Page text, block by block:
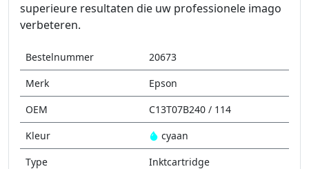
superieure resultaten die uw professionele imago
verbeteren.
Bestelnummer
20673
Merk
Epson
OEM
C13T07B240 / 114
Kleur
cyaan
Type
Inktcartridge